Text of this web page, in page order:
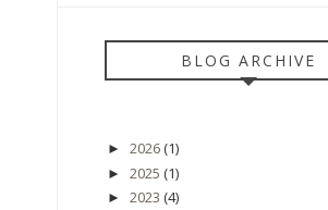
BLOG ARCHIVE
► 2026(1)
► 2025 (1)
► 2023 (4)